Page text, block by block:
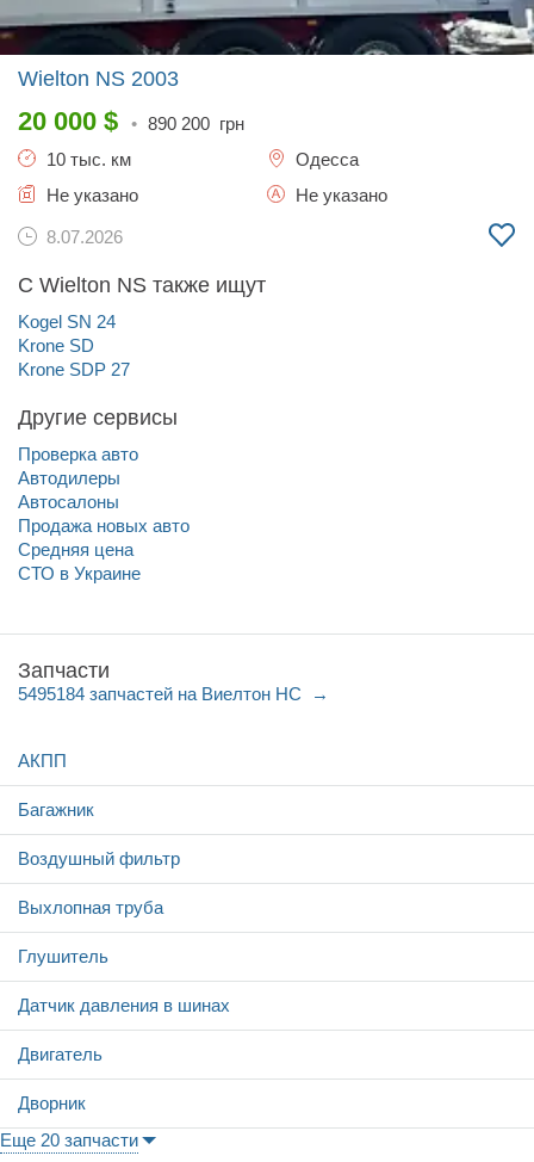
Wielton NS 2003
20 000 $ • 890 200 грн
10 тыс. км
Одесса
Не указано
Не указано
8.07.2026
С Wielton NS также ищут
Kogel SN 24
Krone SD
Krone SDP 27
Другие сервисы
Проверка авто
Автодилеры
Автосалоны
Продажа новых авто
Средняя цена
СТО в Украине
Запчасти
5495184 запчастей на Виелтон НС
АКПП
Багажник
Воздушный фильтр
Выхлопная труба
Глушитель
Датчик давления в шинах
Двигатель
Дворник
Еще 20 запчасти